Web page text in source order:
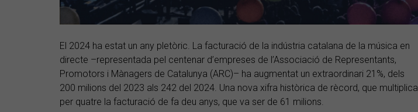
El 2024 ha estat un any pletòric. La facturació de la indústria catalana de la música en
directe –representada pel centenar d’empreses de l’Associació de Representants,
Promotors i Mànagers de Catalunya (ARC)– ha augmentat un extraordinari 21%, dels
200 milions del 2023 als 242 del 2024. Una nova xifra històrica de rècord, que multiplica
per quatre la facturació de fa deu anys, que va ser de 61 milions.